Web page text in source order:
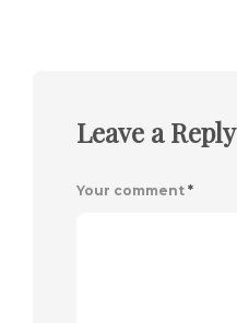
Leave a Reply
Your comment *